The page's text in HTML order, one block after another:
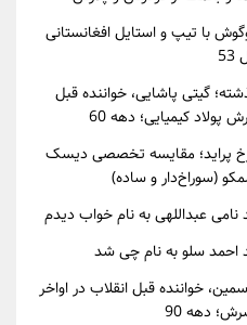
با تیپ و استایل افغانستانی
گیتی پاشایی، خواننده قبل
پولاد کیمیایی؛ دهه 60
پراید؛ مقایسه تخصصی دیسک
(سوراخ‌دار و ساده)
عبداللهی به نام خواب دیدم
احمد سلو به نام چی شد
خواننده قبل انقلاب در اواخر
دهه 90